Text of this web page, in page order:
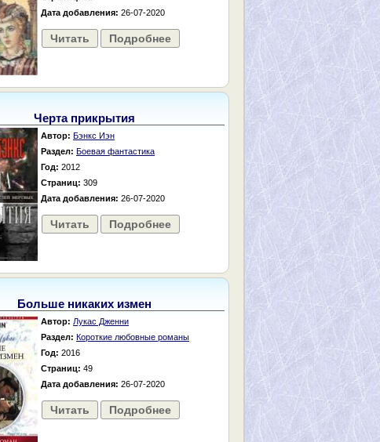
Дата добавления: 26-07-2020
Читать Подробнее
Черта прикрытия
Автор: Бэнкс Иэн
Раздел: Боевая фантастика
Год: 2012
Страниц: 309
Дата добавления: 26-07-2020
Читать Подробнее
Больше никаких измен
Автор: Лукас Дженни
Раздел: Короткие любовные романы
Год: 2016
Страниц: 49
Дата добавления: 26-07-2020
Читать Подробнее